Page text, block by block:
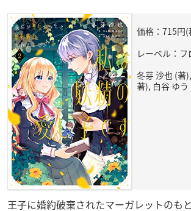
価格：715円(
レーベル：フ
冬芽 沙也 (著
著), 白谷 ゆ
王子に婚約破棄されたマーガレットのも